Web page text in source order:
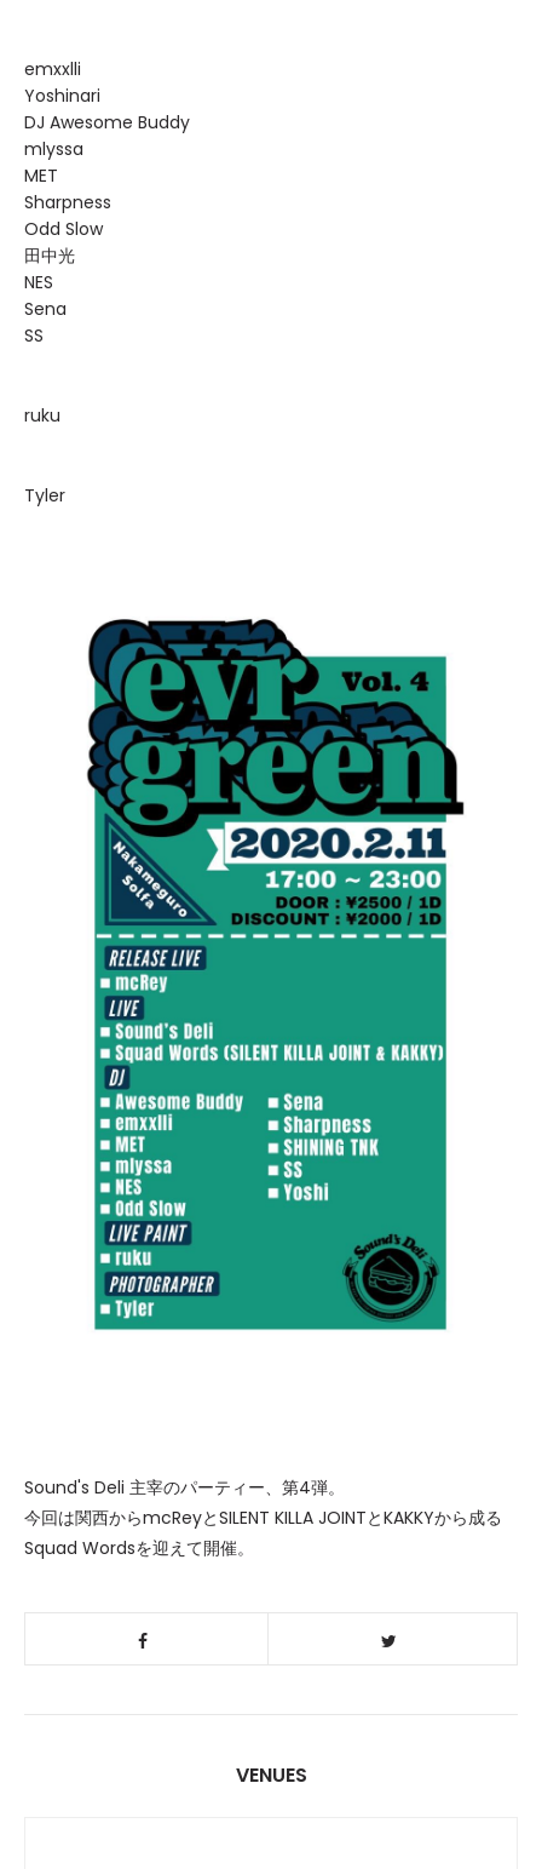
emxxlli
Yoshinari
DJ Awesome Buddy
mlyssa
MET
Sharpness
Odd Slow
田中光
NES
Sena
SS
ruku
Tyler
Sound's Deli 主宰のパーティー、第4弾。
今回は関西からmcReyとSILENT KILLA JOINTとKAKKYから成る
Squad Wordsを迎えて開催。
VENUES